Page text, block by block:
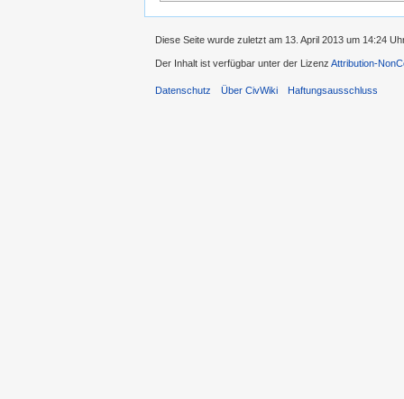
Diese Seite wurde zuletzt am 13. April 2013 um 14:24
Der Inhalt ist verfügbar unter der Lizenz Attribution-
Datenschutz Über CivWiki Haftungsausschluss